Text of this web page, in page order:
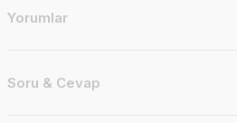
Yorumlar
Soru & Cevap